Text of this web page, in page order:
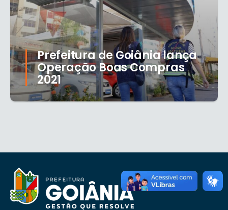
Prefeitura de Goiânia lança
Operação Boas Compras
2021